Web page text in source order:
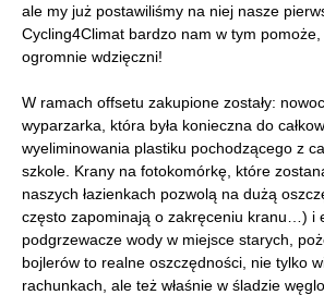
ale my już postawiliśmy na niej nasze
Cycling4Climat bardzo nam w tym
ogromnie wdzięczni!
W ramach offsetu zakupione zostały:
wyparzarka, która była konieczna do
wyeliminowania plastiku pochodzącego z
szkole. Krany na fotokomórkę, które
naszych łazienkach pozwolą na dużą
często zapominają o zakręceniu kranu…) i
podgrzewacze wody w miejsce starych,
bojlerów to realne oszczędności, nie tylko
rachunkach, ale też właśnie w śladzie